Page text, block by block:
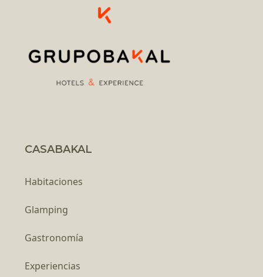
CASABAKAL
Habitaciones
Glamping
Gastronomía
Experiencias